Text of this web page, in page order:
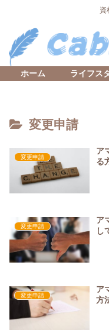
資
ホーム ライフス
変更申請
変更申請
ア
る
変更申請
ア
し
変更申請
ア
方